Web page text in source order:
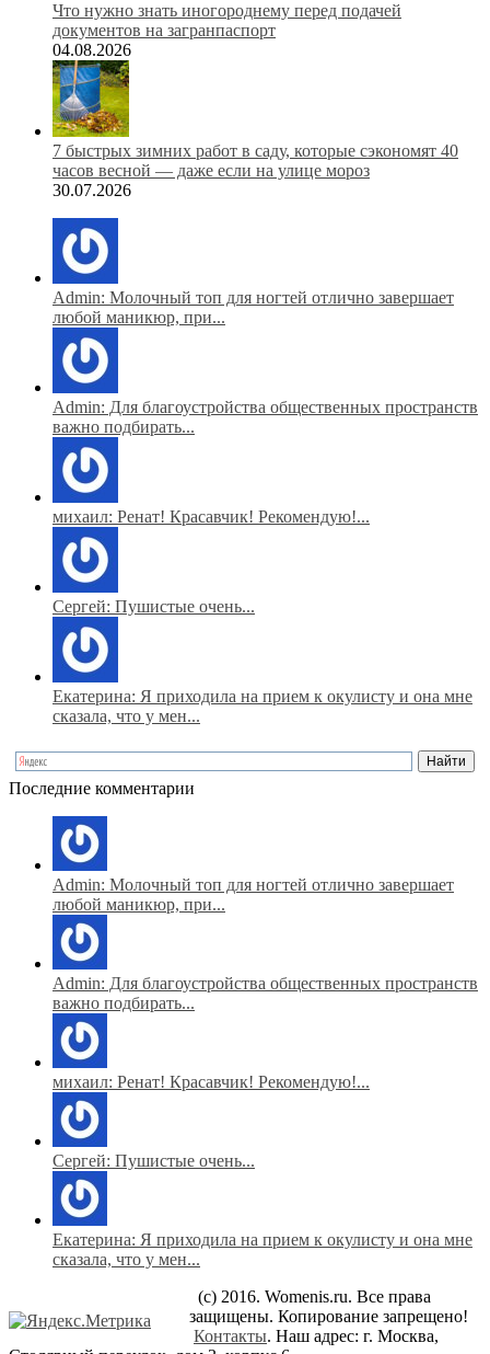
Что нужно знать иногороднему перед подачей
документов на загранпаспорт
04.08.2026
7 быстрых зимних работ в саду, которые сэкономят 40
часов весной — даже если на улице мороз
30.07.2026
Admin: Молочный топ для ногтей отлично завершает
любой маникюр, при...
Admin: Для благоустройства общественных пространств
важно подбирать...
михаил: Ренат! Красавчик! Рекомендую!...
Сергей: Пушистые очень...
Екатерина: Я приходила на прием к окулисту и она мне
сказала, что у мен...
Последние комментарии
Admin: Молочный топ для ногтей отлично завершает
любой маникюр, при...
Admin: Для благоустройства общественных пространств
важно подбирать...
михаил: Ренат! Красавчик! Рекомендую!...
Сергей: Пушистые очень...
Екатерина: Я приходила на прием к окулисту и она мне
сказала, что у мен...
(c) 2016. Womenis.ru. Все права
защищены. Копирование запрещено!
Контакты. Наш адрес: г. Москва,